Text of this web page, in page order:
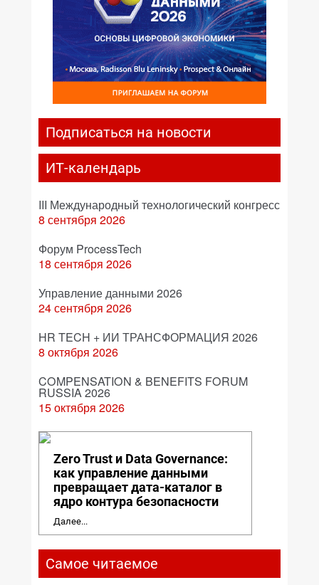
Подписаться на новости
ИТ-календарь
III Международный технологический конгресс
8 сентября 2026
Форум ProcessTech
18 сентября 2026
Управление данными 2026
24 сентября 2026
HR TECH + ИИ ТРАНСФОРМАЦИЯ 2026
8 октября 2026
COMPENSATION & BENEFITS FORUM
RUSSIA 2026
15 октября 2026
Zero Trust и Data Governance:
как управление данными
превращает дата-каталог в
ядро контура безопасности
Далее...
Самое читаемое